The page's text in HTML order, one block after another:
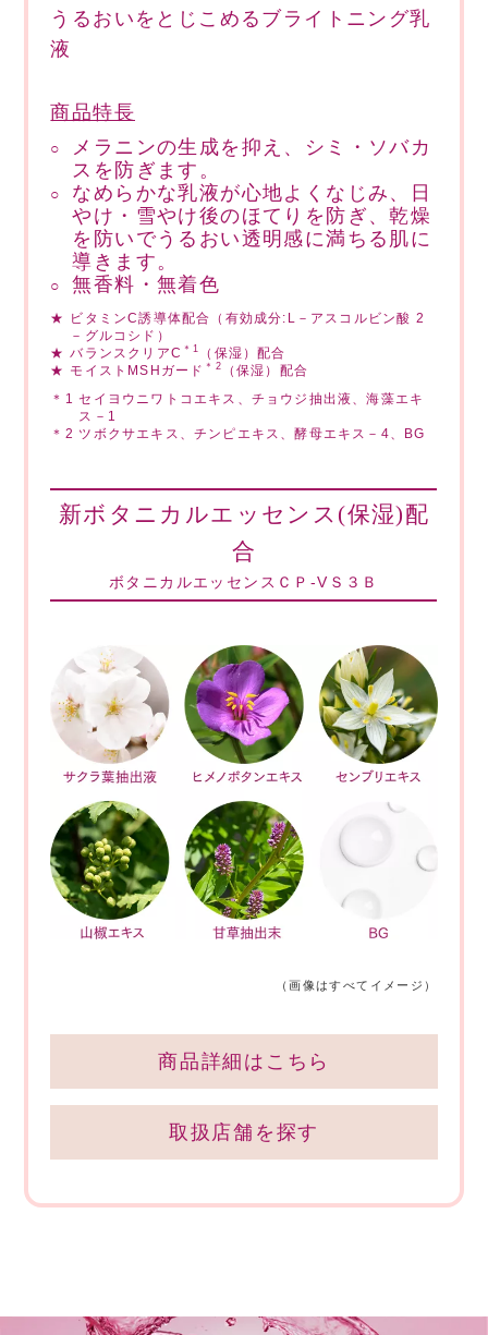
うるおいをとじこめるブライトニング乳
液
商品特長
メラニンの生成を抑え、シミ・ソバカ
スを防ぎます。
なめらかな乳液が心地よくなじみ、日
やけ・雪やけ後のほてりを防ぎ、乾燥
を防いでうるおい透明感に満ちる肌に
導きます。
無香料・無着色
★
ビタミンC誘導体配合（有効成分:L－アスコルビン酸 2
－グルコシド）
★ バランスクリアC ＊1
（保湿）配合
★ モイストMSHガード ＊2
（保湿）配合
＊1
セイヨウニワトコエキス、チョウジ抽出液、海藻エキ
ス－1
＊2 ツボクサエキス、チンピエキス、酵母エキス－4、BG
新ボタニカルエッセンス(保湿)配
合
ボタニカルエッセンスＣＰ-VＳ３Ｂ
（画像はすべてイメージ）
商品詳細はこちら
取扱店舗を探す